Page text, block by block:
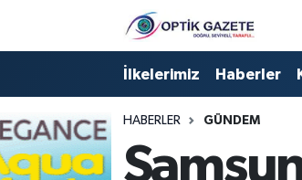
İlkelerimiz Haberler
HABERLER GÜNDEM
Nöbetçi Eczaneler
Hava Durumu
İstanbul Namaz Vakitleri